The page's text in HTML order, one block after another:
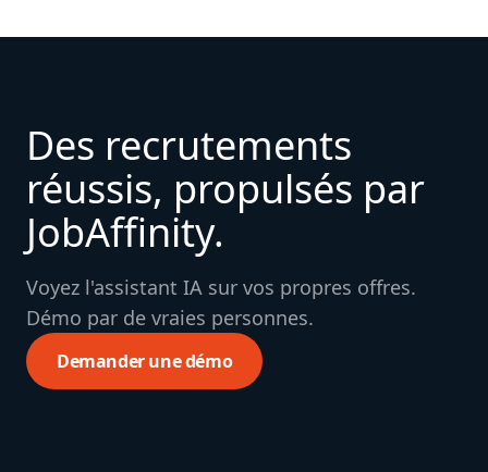
Des recrutements
réussis, propulsés par
JobAffinity.
Voyez l'assistant IA sur vos propres offres.
Démo par de vraies personnes.
Demander une démo